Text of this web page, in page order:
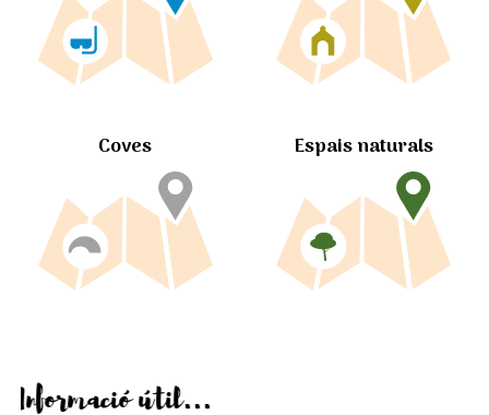
Coves Espais naturals
Informació útil...